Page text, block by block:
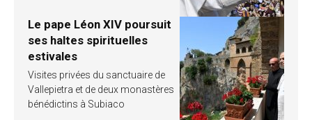
Le pape Léon XIV poursuit
ses haltes spirituelles
estivales
Visites privées du sanctuaire de
Vallepietra et de deux monastères
bénédictins à Subiaco